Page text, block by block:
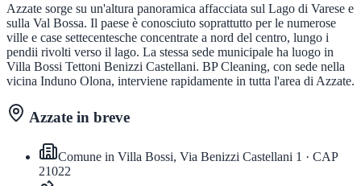
Azzate sorge su un'altura panoramica affacciata sul Lago di Varese e
sulla Val Bossa. Il paese è conosciuto soprattutto per le numerose
ville e case settecentesche concentrate a nord del centro, lungo i
pendii rivolti verso il lago. La stessa sede municipale ha luogo in
Villa Bossi Tettoni Benizzi Castellani. BP Cleaning, con sede nella
vicina Induno Olona, interviene rapidamente in tutta l'area di Azzate.
Azzate in breve
Comune in Villa Bossi, Via Benizzi Castellani 1 · CAP
21022